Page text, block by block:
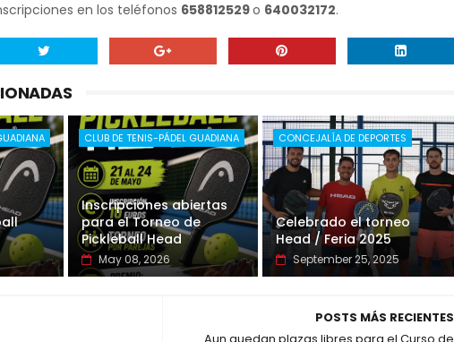
en los teléfonos 658812529o 640032172.
CLUB DE TENIS-PÁDEL GUADIANA
Inscripciones abiertas
para el Torneo de
Pickleball Head
May 08, 2026
CONCEJALÍA DE DEPORTES
Celebrado el torneo
Head / Feria 2025
September 25, 2025
POSTS MÁS RECIENTES